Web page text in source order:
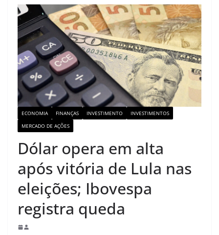
ECONOMIA FINANÇAS INVESTIMENTO
INVESTIMENTOS
MERCADO DE AÇÕES
Dólar opera em alta
após vitória de Lula nas
eleições; Ibovespa
registra queda